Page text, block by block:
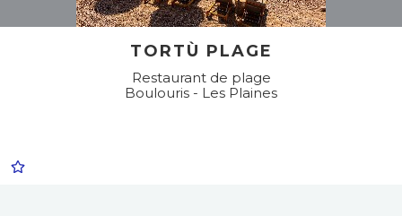
TORTÙ PLAGE
Restaurant de plage
Boulouris - Les Plaines